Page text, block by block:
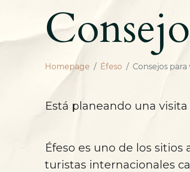
Homepage Éfeso Consejos para
Está planeando una
Éfeso es uno de los
turistas internacionales